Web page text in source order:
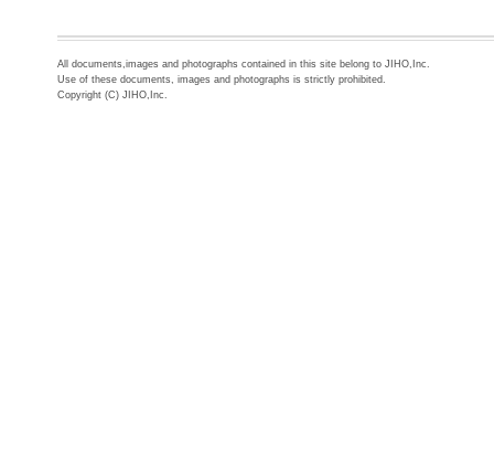
All documents,images and photographs contained in this site belong to JIHO,Inc.
Use of these documents, images and photographs is strictly prohibited.
Copyright (C) JIHO,Inc.